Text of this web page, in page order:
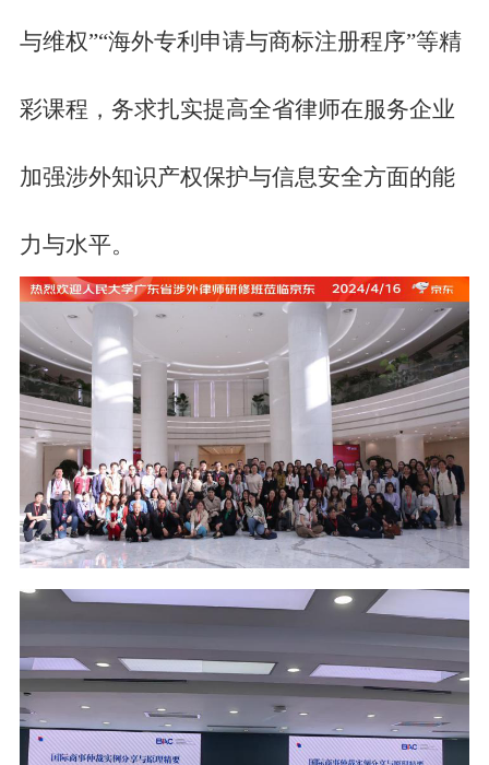
与维权”“海外专利申请与商标注册程序”等精
彩课程，务求扎实提高全省律师在服务企业
加强涉外知识产权保护与信息安全方面的能
力与水平。